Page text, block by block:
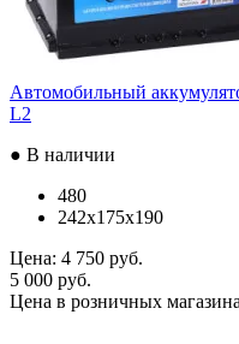
Автомобильный
L2
● В наличии
480
242x175x190
Цена: 4 750 руб.
5 000 руб.
Цена в розничных